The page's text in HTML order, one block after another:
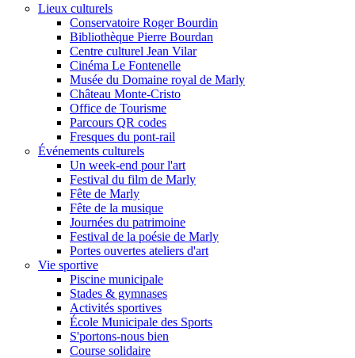
Lieux culturels
Conservatoire Roger Bourdin
Bibliothèque Pierre Bourdan
Centre culturel Jean Vilar
Cinéma Le Fontenelle
Musée du Domaine royal de Marly
Château Monte-Cristo
Office de Tourisme
Parcours QR codes
Fresques du pont-rail
Événements culturels
Un week-end pour l'art
Festival du film de Marly
Fête de Marly
Fête de la musique
Journées du patrimoine
Festival de la poésie de Marly
Portes ouvertes ateliers d'art
Vie sportive
Piscine municipale
Stades & gymnases
Activités sportives
École Municipale des Sports
S'portons-nous bien
Course solidaire